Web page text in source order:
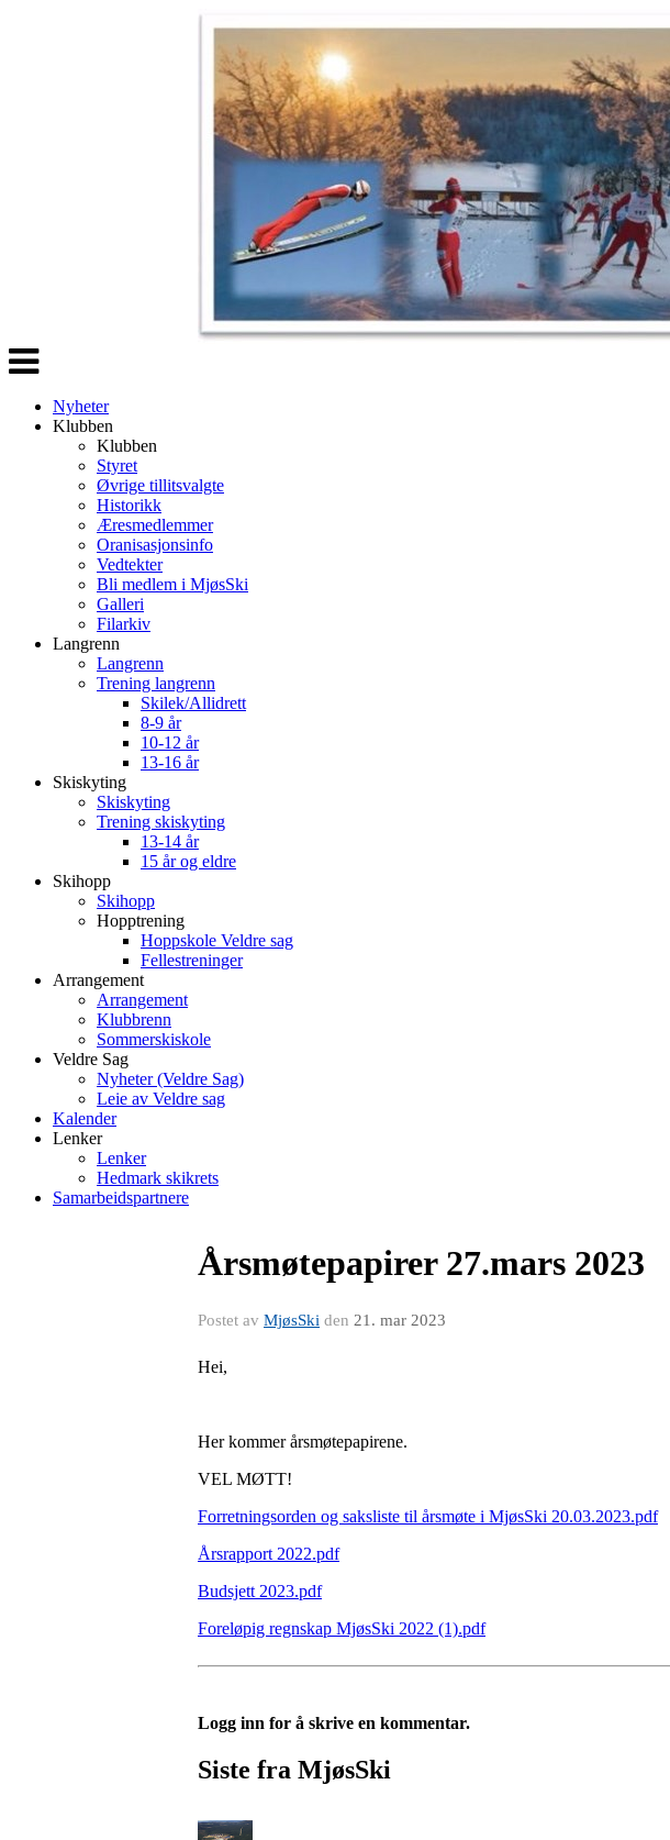
Veksle
navigasjon
Nyheter
Klubben
Klubben
Styret
Øvrige tillitsvalgte
Historikk
Æresmedlemmer
Oranisasjonsinfo
Vedtekter
Bli medlem i MjøsSki
Galleri
Filarkiv
Langrenn
Langrenn
Trening langrenn
Skilek/Allidrett
8-9 år
10-12 år
13-16 år
Skiskyting
Skiskyting
Trening skiskyting
13-14 år
15 år og eldre
Skihopp
Skihopp
Hopptrening
Hoppskole Veldre sag
Fellestreninger
Arrangement
Arrangement
Klubbrenn
Sommerskiskole
Veldre Sag
Nyheter (Veldre Sag)
Leie av Veldre sag
Kalender
Lenker
Lenker
Hedmark skikrets
Samarbeidspartnere
Årsmøtepapirer 27.mars 2023
Postet av MjøsSki den 21. mar 2023
Hei,
Her kommer årsmøtepapirene.
VEL MØTT!
Forretningsorden og saksliste til årsmøte i MjøsSki 20.03.2023.pdf
Årsrapport 2022.pdf
Budsjett 2023.pdf
Foreløpig regnskap MjøsSki 2022 (1).pdf
Logg inn for å skrive en kommentar.
Siste fra MjøsSki